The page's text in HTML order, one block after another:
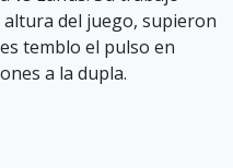
del juego, supieron
temblo el pulso en
a la dupla.